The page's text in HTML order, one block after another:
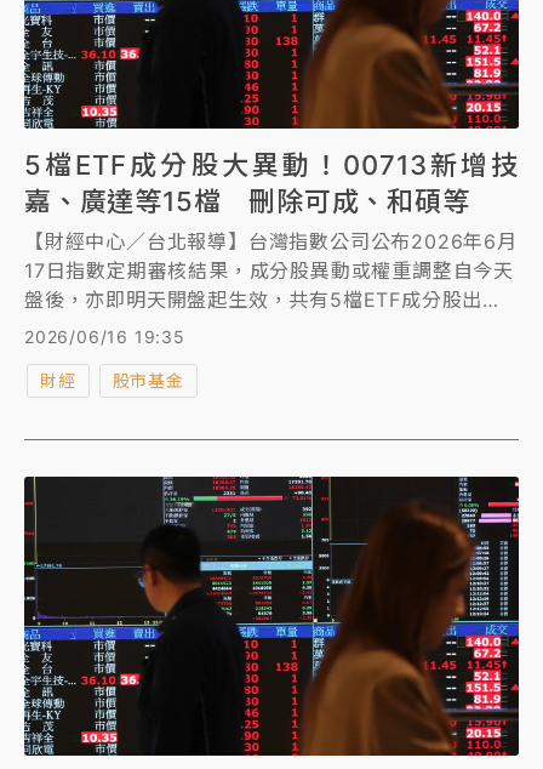
5檔ETF成分股大異動！00713新增技
嘉、廣達等15檔 刪除可成、和碩等
【財經中心／台北報導】台灣指數公司公布2026年6月
17日指數定期審核結果，成分股異動或權重調整自今天
盤後，亦即明天開盤起生效，共有5檔ETF成分股出現
異動。
2026/06/16 19:35
財經 股市基金